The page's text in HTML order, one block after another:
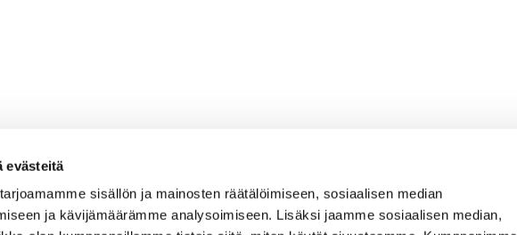
evästeitä
sisällön ja mainosten räätälöimiseen, sosiaalisen median
ja kävijämäärämme analysoimiseen. Lisäksi jaamme sosiaalisen median,